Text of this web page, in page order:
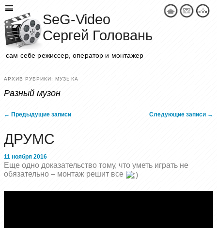
SeG-Video
Сергей Головань
сам себе режиссер, оператор и монтажер
АРХИВ РУБРИКИ: МУЗЫКА
Разный музон
Навигация по записям
← Предыдущие записи Следующие записи →
ДРУМС
11 ноября 2016
Еще одно доказательство тому, что уметь играть не
обязательно – монтаж решит все